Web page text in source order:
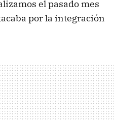
el pasado mes
por la integración